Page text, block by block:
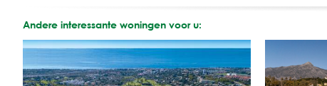
Andere interessante woningen voor u: